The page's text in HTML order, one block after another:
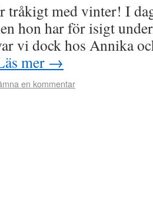
tråkigt med vinter! I
hon har för isigt
vi dock hos Annika
mer →
en kommentar